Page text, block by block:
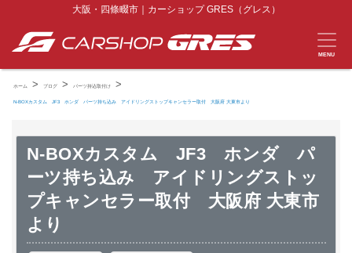
大阪・四條畷市｜カーショップ GRES（グレス）
MENU
ホーム > ブログ > パーツ持込取付け >
N-BOXカスタム JF3 ホンダ パーツ持ち込み アイドリングストップキャンセラー取付 大阪府 大東市より
N-BOXカスタム JF3 ホンダ パ
ーツ持ち込み アイドリングストッ
プキャンセラー取付 大阪府 大東市
より